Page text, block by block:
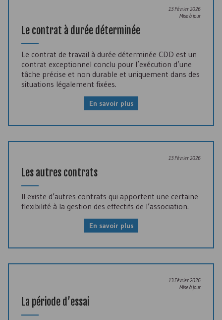
13 Février 2026
Mise à jour
Le contrat à durée déterminée
Le contrat de travail à durée déterminée CDD est un
contrat exceptionnel conclu pour l’exécution d’une
tâche précise et non durable et uniquement dans des
situations légalement fixées.
En savoir plus
13 Février 2026
Les autres contrats
Il existe d’autres contrats qui apportent une certaine
flexibilité à la gestion des effectifs de l’association.
En savoir plus
13 Février 2026
Mise à jour
La période d’essai